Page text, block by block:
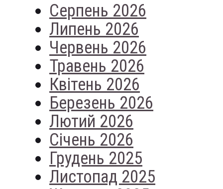
Серпень 2026
Липень 2026
Червень 2026
Травень 2026
Квітень 2026
Березень 2026
Лютий 2026
Січень 2026
Грудень 2025
Листопад 2025